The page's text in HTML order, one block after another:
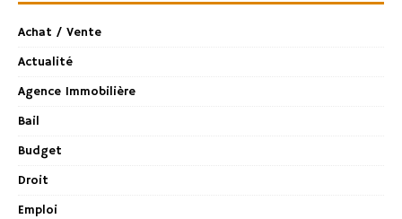
Achat / Vente
Actualité
Agence Immobilière
Bail
Budget
Droit
Emploi